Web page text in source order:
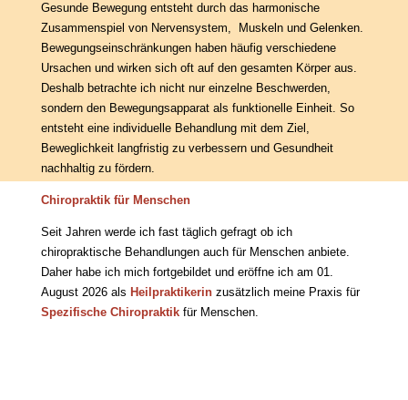
Gesunde Bewegung entsteht durch das harmonische
Zusammenspiel von Nervensystem, Muskeln und Gelenken.
Bewegungseinschränkungen haben häufig verschiedene
Ursachen und wirken sich oft auf den gesamten Körper aus.
Deshalb betrachte ich nicht nur einzelne Beschwerden,
sondern den Bewegungsapparat als funktionelle Einheit. So
entsteht eine individuelle Behandlung mit dem Ziel,
Beweglichkeit langfristig zu verbessern und Gesundheit
nachhaltig zu fördern.
Chiropraktik für Menschen
Seit Jahren werde ich fast täglich gefragt ob ich
chiropraktische Behandlungen auch für Menschen anbiete.
Daher habe ich mich fortgebildet und eröffne ich am 01.
August 2026 als Heilpraktikerinzusätzlich meine Praxis für
Spezifische Chiropraktikfür Menschen.